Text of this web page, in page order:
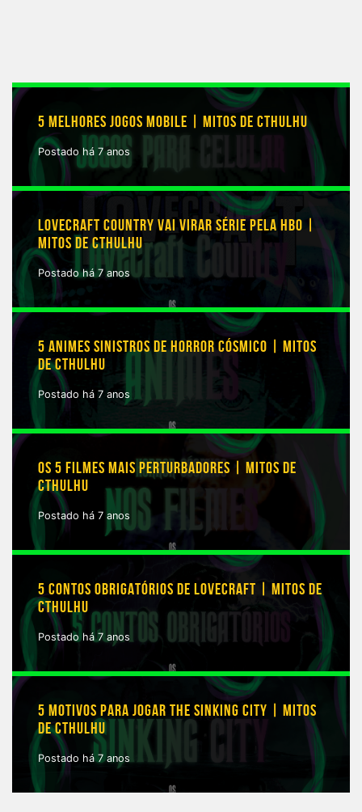
5 MELHORES JOGOS MOBILE | MITOS DE CTHULHU
Postado há 7 anos
LOVECRAFT COUNTRY VAI VIRAR SÉRIE PELA HBO |
MITOS DE CTHULHU
Postado há 7 anos
5 ANIMES SINISTROS DE HORROR CÓSMICO | MITOS
DE CTHULHU
Postado há 7 anos
OS 5 FILMES MAIS PERTURBADORES | MITOS DE
CTHULHU
Postado há 7 anos
5 CONTOS OBRIGATÓRIOS DE LOVECRAFT | MITOS DE
CTHULHU
Postado há 7 anos
5 MOTIVOS PARA JOGAR THE SINKING CITY | MITOS
DE CTHULHU
Postado há 7 anos